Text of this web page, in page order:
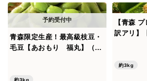
さらに名久井岳の湧き水に支えられ
環境があり、この環境が、にんにく本
しっかりと引き出します。
自然条件に恵まれた土地だからこそ、
青森限定生産！最高級枝豆・
毛豆【あおもり 福丸】（枝
食味品種。ほっくりとした大
約3kg
【青森
訳アリ】
約3kg